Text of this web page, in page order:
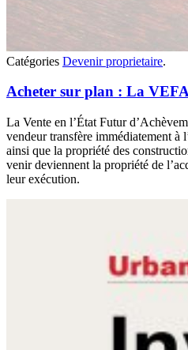
Catégories Devenir proprietaire.
Acheter sur plan : La
La Vente en l’État Futur
vendeur transfère immédiatement à
ainsi que la propriété des
venir deviennent la propriété de
leur exécution.